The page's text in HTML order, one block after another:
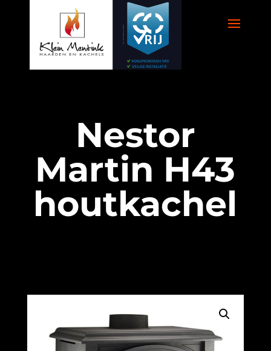
Nestor
Martin H43
houtkachel